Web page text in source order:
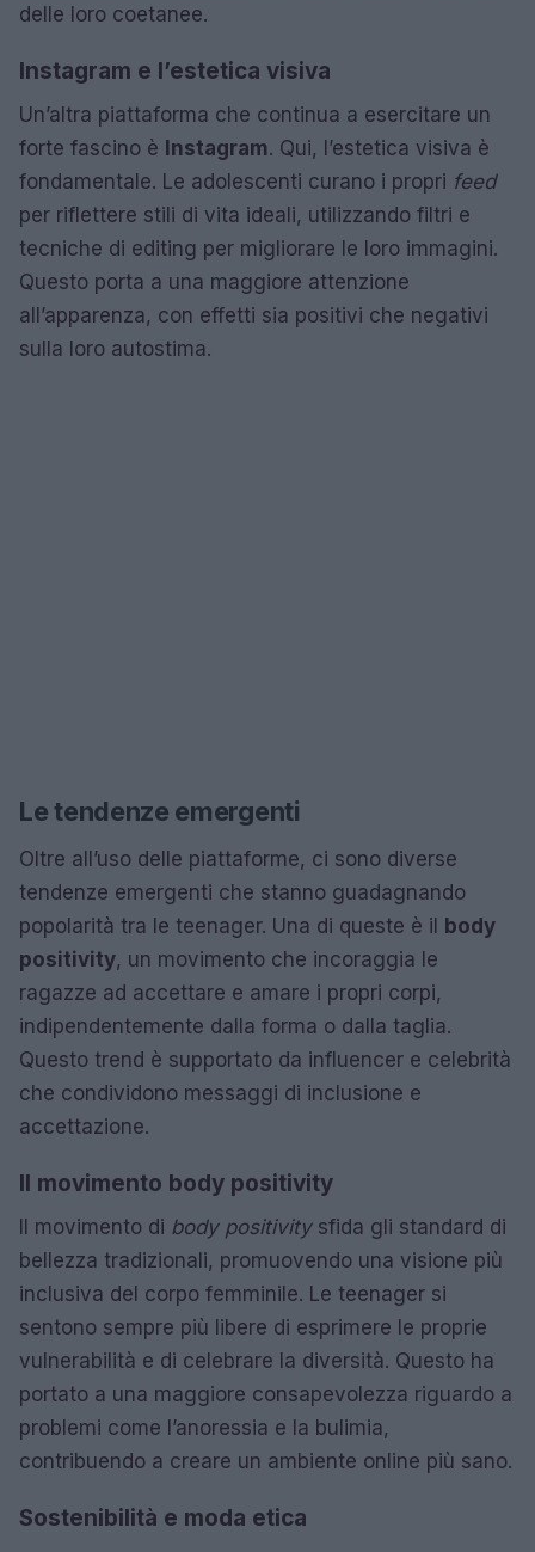
delle loro coetanee.
Instagram e l’estetica visiva
Un’altra piattaforma che continua a esercitare un
forte fascino è Instagram. Qui, l’estetica visiva è
fondamentale. Le adolescenti curano i propri feed
per riflettere stili di vita ideali, utilizzando filtri e
tecniche di editing per migliorare le loro immagini.
Questo porta a una maggiore attenzione
all’apparenza, con effetti sia positivi che negativi
sulla loro autostima.
Le tendenze emergenti
Oltre all’uso delle piattaforme, ci sono diverse
tendenze emergenti che stanno guadagnando
popolarità tra le teenager. Una di queste è il body
positivity, un movimento che incoraggia le
ragazze ad accettare e amare i propri corpi,
indipendentemente dalla forma o dalla taglia.
Questo trend è supportato da influencer e celebrità
che condividono messaggi di inclusione e
accettazione.
Il movimento body positivity
Il movimento di body positivitysfida gli standard di
bellezza tradizionali, promuovendo una visione più
inclusiva del corpo femminile. Le teenager si
sentono sempre più libere di esprimere le proprie
vulnerabilità e di celebrare la diversità. Questo ha
portato a una maggiore consapevolezza riguardo a
problemi come l’anoressia e la bulimia,
contribuendo a creare un ambiente online più sano.
Sostenibilità e moda etica